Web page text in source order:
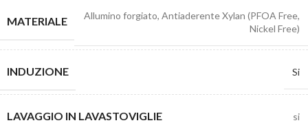
MATERIALE
Allumino forgiato, Antiaderente Xylan (PFOA Free,
Nickel Free)
INDUZIONE Si
LAVAGGIO IN LAVASTOVIGLIE si